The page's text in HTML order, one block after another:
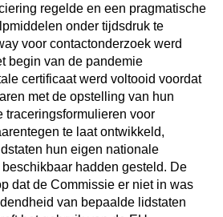
regelde en een pragmatische
onder tijdsdruk te
voor contactonderzoek werd
begin van de pandemie
certificaat werd voltooid voordat
met de opstelling van hun
traceringsformulieren voor
te laat ontwikkeld,
hun eigen nationale
hadden gesteld. De
dat de Commissie er niet in was
van bepaalde lidstaten